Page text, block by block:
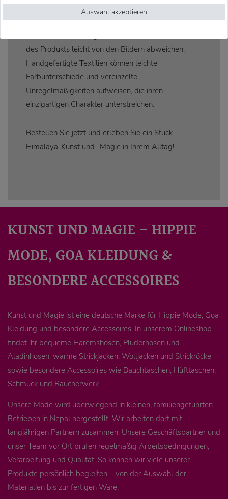
Bitte beachten Sie:Aufgrund von unterschiedlichen
des Produkts leicht von den Bildern abweichen.
Handgefertigte Textilien können leichte
Farbunterschiede und vereinzelte
Unregelmäßigkeiten aufweisen, die ihren
einzigartigen Charakter unterstreichen.
Bestellen Sie jetzt und erleben Sie ein Stück
Himalaya-Kunst und -Magie in Ihrem Alltag!
KUNST UND MAGIE – HIPPIE
MODE, GOA KLEIDUNG &
BESONDERE ACCESSOIRES
Kunst und Magie ist eine deutsche Marke für Hippie Mode, Goa
Kleidung und besondere Accessoires. In unserem Onlineshop
findet ihr bequeme Haremshosen, Pluderhosen und
Aladinhosen, warme Strickjacken, Wolljacken und Strickröcke
sowie besondere Accessoires wie Bauchtaschen, Hüfttaschen,
Schmuck und Räucherwerk.
Unsere Mode wird überwiegend in kleinen, familiengeführten
Betrieben in Nepal hergestellt. Wir arbeiten dort mit
langjährigen Partnern zusammen. Unsere Geschäftspartner und
unser Team vor Ort prüfen regelmäßig Arbeitsbedingungen,
Verarbeitung und Qualität. So können wir viele unserer
Produkte persönlich begleiten – von der Auswahl der
Materialien bis zur fertigen Ware.
Auswahl akzeptieren